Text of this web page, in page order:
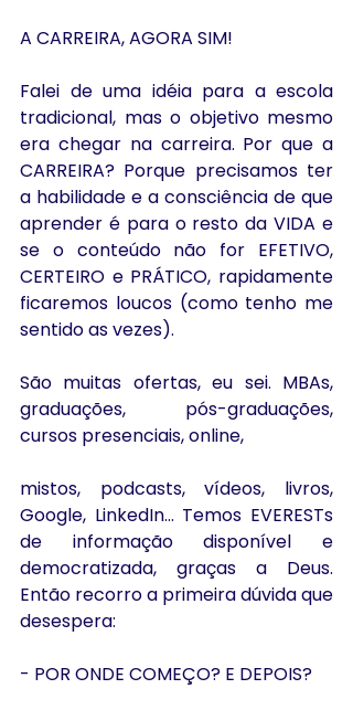
A CARREIRA, AGORA SIM!
Falei de uma idéia para a escola
tradicional, mas o objetivo mesmo
era chegar na carreira. Por que a
CARREIRA? Porque precisamos ter
a habilidade e a consciência de que
aprender é para o resto da VIDA e
se o conteúdo não for EFETIVO,
CERTEIRO e PRÁTICO, rapidamente
ficaremos loucos (como tenho me
sentido as vezes).
São muitas ofertas, eu sei. MBAs,
graduações, pós-graduações,
cursos presenciais, online,
mistos, podcasts, vídeos, livros,
Google, LinkedIn... Temos EVERESTs
de informação disponível e
democratizada, graças a Deus.
Então recorro a primeira dúvida que
desespera:
- POR ONDE COMEÇO? E DEPOIS?